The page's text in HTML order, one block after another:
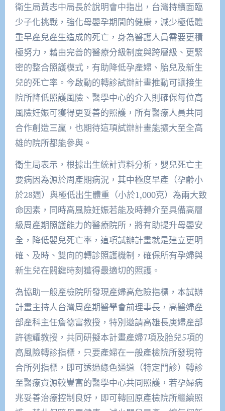
衛生局黃志中局長於說明會中指出，台灣持續面臨
少子化挑戰，強化母嬰孕期間的健康，減少極低體
重早產兒產生造成的死亡，身為醫護人員需要更積
極努力，藉由完善的醫療分級制度與跨層級、更緊
密的整合照護模式，有助降低孕產婦、胎兒及新生
兒的死亡率。今啟動的轉診試辦計畫推動可讓接生
院所降低照護風險、醫學中心的介入則確保每位高
風險妊娠可獲得更妥善的照護，所有醫療人員共同
合作創造三贏，也期待這項試辦計畫能擴大至全高
雄的院所都能參與。
衛生局表示，根據出生統計資料分析，嬰兒死亡主
要病因為源於周產期病況，其中極度早產（孕齡小
於28週）與極低出生體重（小於1,000克）為兩大致
命因素，同時高風險妊娠若能及時轉介至具備高層
級周產期照護能力的醫療院所，將有助提升母嬰安
全，降低嬰兒死亡率，這項試辦計畫就是建立更明
確、及時、雙向的轉診照護機制，確保所有孕婦與
新生兒在關鍵時刻獲得最適切的照護。
為協助一般產檢院所發現產婦高危險指標，本試辦
計畫主持人台灣周產期醫學會前理事長，高醫婦產
部產科主任詹德富教授，特別邀請高雄長庚婦產部
許德耀教授，共同研擬本計畫產婦7項及胎兒5項的
高風險轉診指標，只要產婦在一般產檢院所發現符
合所列指標，即可透過綠色通道（特定門診）轉診
至醫療資源較豐富的醫學中心共同照護，若孕婦病
兆妥善治療控制良好，即可轉回原產檢院所繼續照